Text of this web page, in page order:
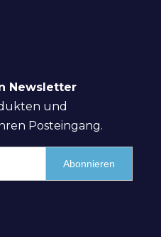
Newsletter
und
Posteingang.
Abonnieren